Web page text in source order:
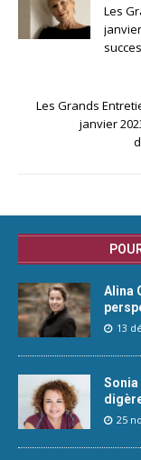
Les
Les Grands
janvier
Alina
13
Sonia
25